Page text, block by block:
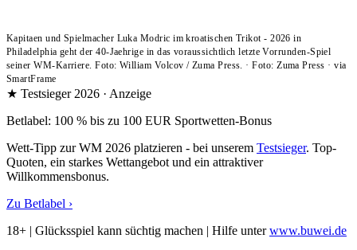
Kapitaen und Spielmacher Luka Modric im kroatischen Trikot - 2026 in
Philadelphia geht der 40-Jaehrige in das voraussichtlich letzte Vorrunden-Spiel
seiner WM-Karriere. Foto: William Volcov / Zuma Press. ·Foto: Zuma Press ·via
SmartFrame
★ Testsieger 2026 · Anzeige
Betlabel: 100 % bis zu 100 EUR Sportwetten-Bonus
Wett-Tipp zur WM 2026 platzieren - bei unserem Testsieger. Top-
Quoten, ein starkes Wettangebot und ein attraktiver
Willkommensbonus.
Zu Betlabel ›
18+ | Glücksspiel kann süchtig machen | Hilfe unterwww.buwei.de